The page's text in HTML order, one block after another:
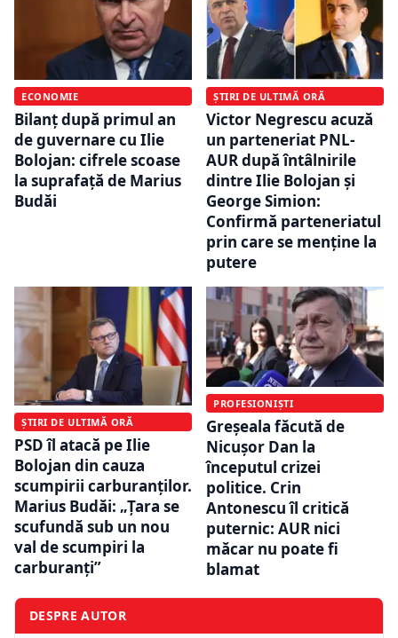
ECONOMIE
Bilanț după primul an
de guvernare cu Ilie
Bolojan: cifrele scoase
la suprafață de Marius
Budăi
ȘTIRI DE ULTIMĂ ORĂ
Victor Negrescu acuză
un parteneriat PNL-
AUR după întâlnirile
dintre Ilie Bolojan și
George Simion:
Confirmă parteneriatul
prin care se menține la
putere
ȘTIRI DE ULTIMĂ ORĂ
PSD îl atacă pe Ilie
Bolojan din cauza
scumpirii carburanților.
Marius Budăi: „Țara se
scufundă sub un nou
val de scumpiri la
carburanți”
PROFESIONIȘTI
Greșeala făcută de
Nicușor Dan la
începutul crizei
politice. Crin
Antonescu îl critică
puternic: AUR nici
măcar nu poate fi
blamat
DESPRE AUTOR